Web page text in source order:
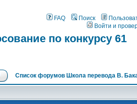
FAQ Поиск
Войти и
по конкурсу 61
Список форумов Школа перевода В.